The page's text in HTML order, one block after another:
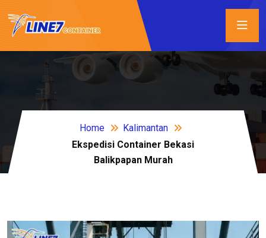
Home
Kalimantan
Ekspedisi Container Bekasi
Balikpapan Murah